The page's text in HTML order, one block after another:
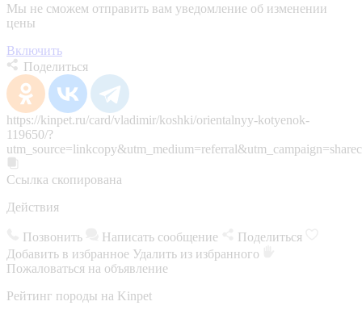
Мы не сможем отправить вам уведомление об изменении
цены
Включить
Поделиться
https://kinpet.ru/card/vladimir/koshki/orientalnyy-kotyenok-
119650/?
Ссылка скопирована
Действия
Позвонить Написать сообщение
Поделиться
Добавить в избранное Удалить из избранного
Пожаловаться на объявление
Рейтинг породы на Kinpet